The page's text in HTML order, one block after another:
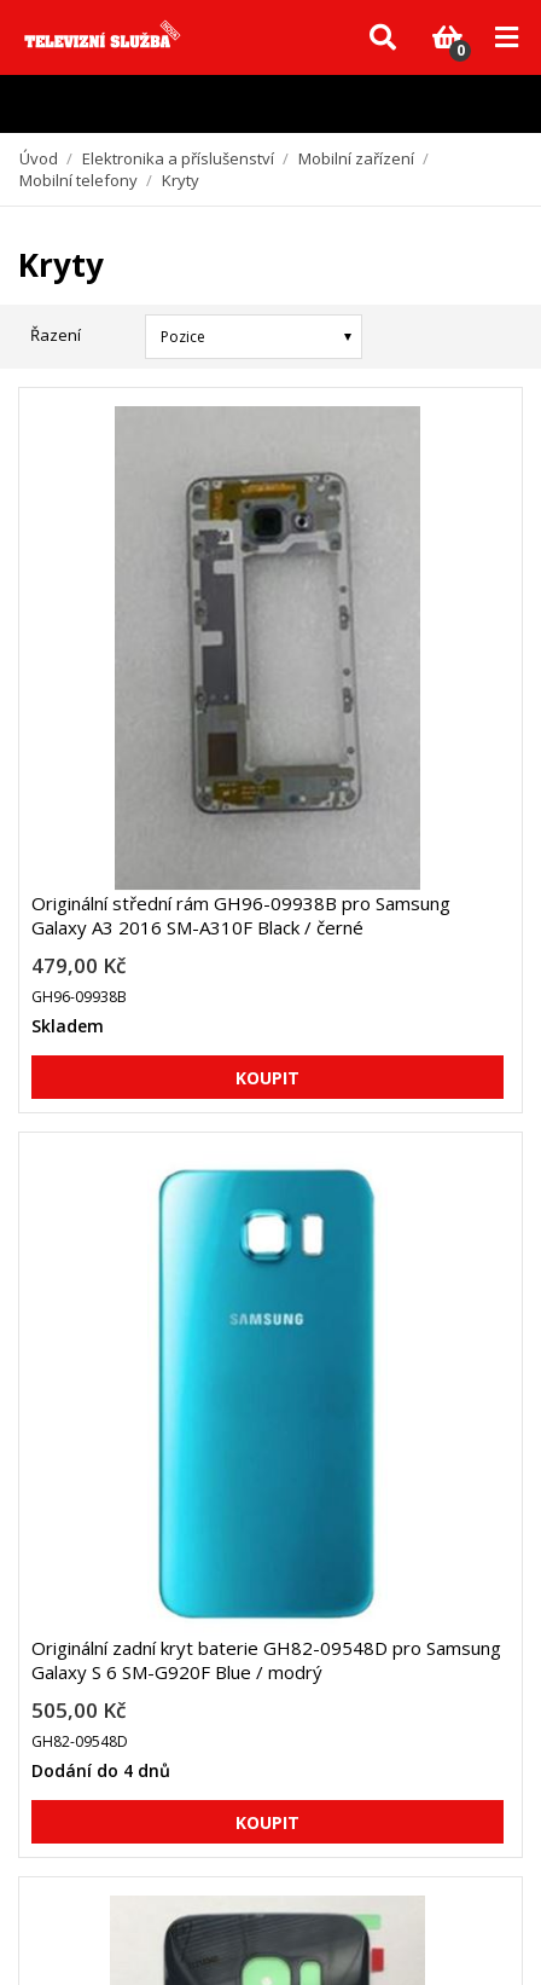
Vzhledem k aktuální situaci se může dodání dílů, které nejsou skladem,
zpozdit. Děkujeme za pochopení.
0
Úvod / Elektronika a příslušenství / Mobilní zařízení /
Mobilní telefony / Kryty
Kryty
Řazení Pozice
Originální střední rám GH96-09938B pro Samsung
Galaxy A3 2016 SM-A310F Black / černé
479,00 Kč
GH96-09938B
Skladem
Originální zadní kryt baterie GH82-09548D pro Samsung
Galaxy S 6 SM-G920F Blue / modrý
505,00 Kč
GH82-09548D
Dodání do 4 dnů